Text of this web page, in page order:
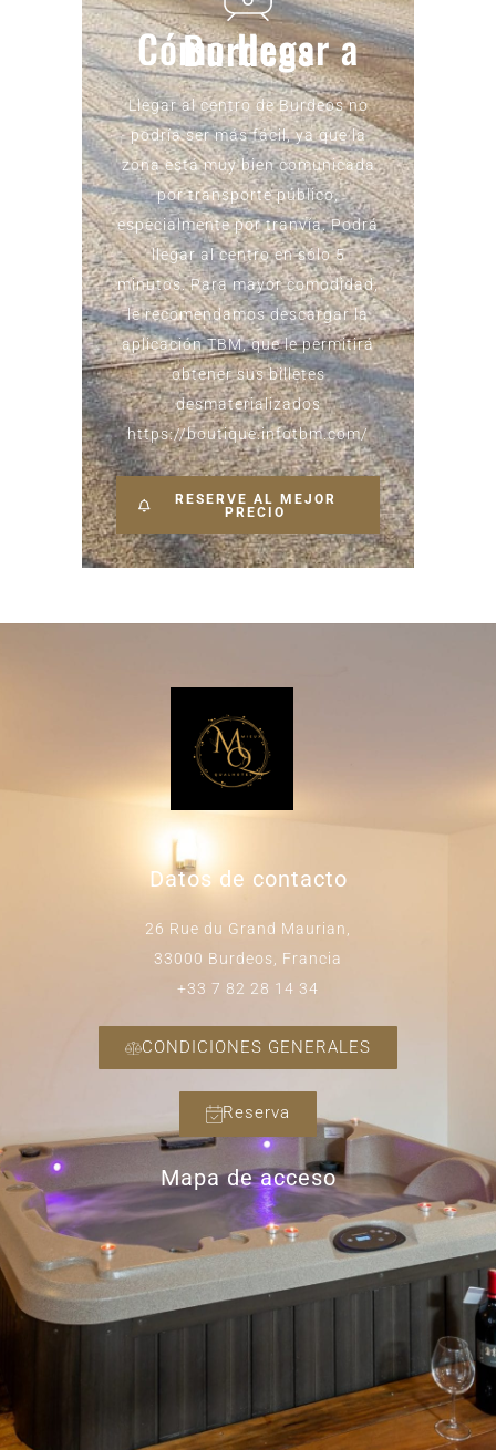
Cómo llegar a Burdeos
Llegar al centro de Burdeos no
podría ser más fácil, ya que la
zona está muy bien comunicada
por transporte público,
especialmente por tranvía. Podrá
llegar al centro en sólo 5
minutos. Para mayor comodidad,
le recomendamos descargar la
aplicación TBM, que le permitirá
obtener sus billetes
desmaterializados
https://boutique.infotbm.com/
RESERVE AL MEJOR
PRECIO
Datos de contacto
26 Rue du Grand Maurian,
33000 Burdeos, Francia
+33 7 82 28 14 34
CONDICIONES GENERALES
Reserva
Mapa de acceso